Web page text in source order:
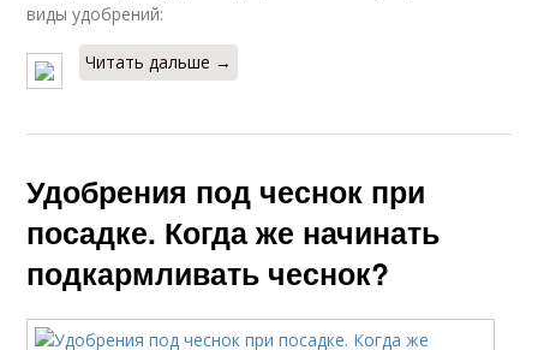
виды удобрений:
Читать дальше →
Удобрения под чеснок при
посадке. Когда же начинать
подкармливать чеснок?